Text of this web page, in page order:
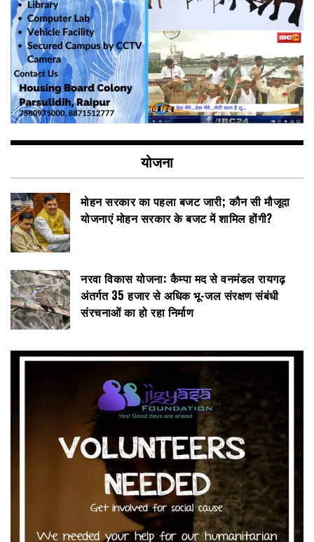
योजना
मोहन सरकार का पहला बजट जारी; कौन सी मौजूदा
योजनाएं मोहन सरकार के बजट में शामिल होंगी?
नरवा विकास योजना: कैम्पा मद से वनमंडल रायगढ़
अंतर्गत 35 हजार से अधिक भू-जल संरक्षण संबंधी
संरचनाओं का हो रहा निर्माण